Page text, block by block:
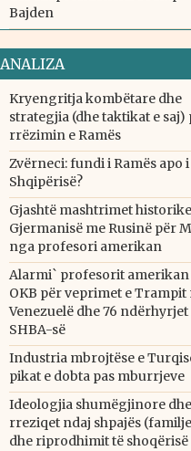
Bajden
ANALIZA
Kryengritja kombëtare dhe
strategjia (dhe taktikat e saj)
rrëzimin e Ramës
Zvërneci: fundi i Ramës apo i
Shqipërisë?
Gjashtë mashtrimet
Gjermanisë me Rusinë për
nga profesori amerikan
Alarmi` profesorit amerikan
OKB për veprimet e Trampit
Venezuelë dhe 76 ndërhyrjet
SHBA-së
Industria mbrojtëse e
pikat e dobta pas mburrjeve
Ideologjia shumëgjinore dhe
rreziqet ndaj shpajës
dhe riprodhimit të shoqërisë